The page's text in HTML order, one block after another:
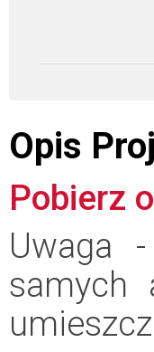
Opis
Pobierz
Uwaga
samych